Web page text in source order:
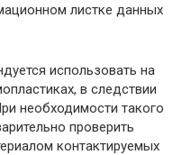
листке данных
использовать на
в следствии
необходимости такого
проверить
контактируемых